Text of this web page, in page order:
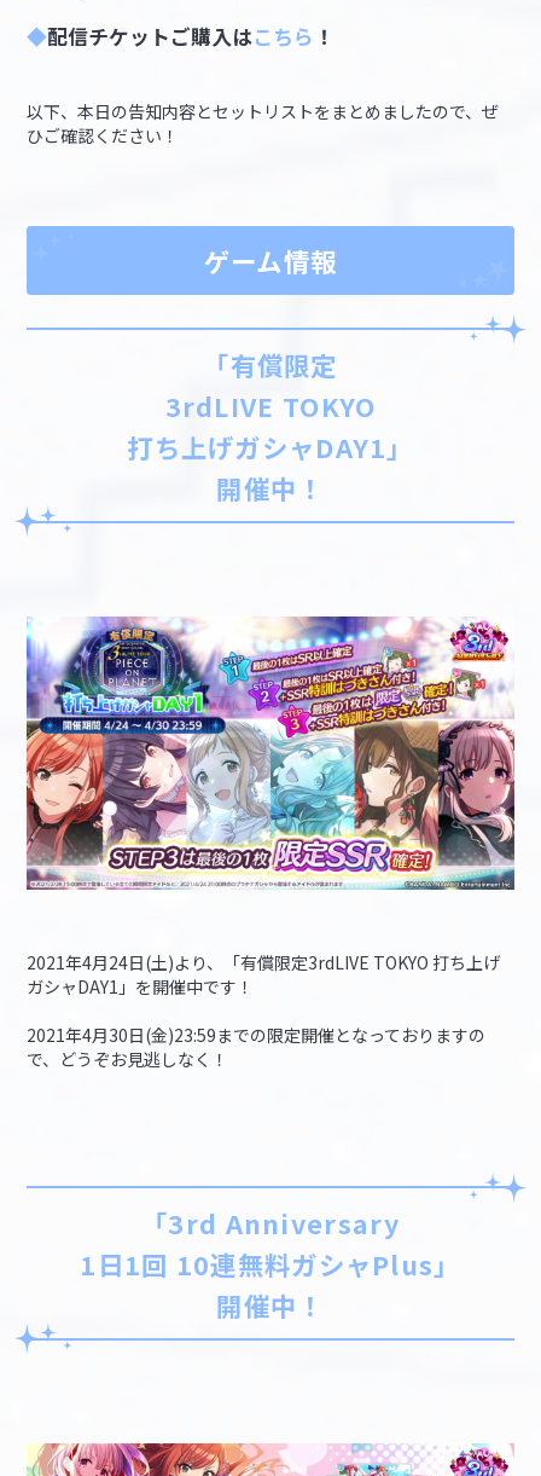
◆配信チケットご購入はこちら ！
以下、本日の告知内容とセットリストをまとめましたので、ぜ
ひご確認ください！
ゲーム情報
「有償限定
3rdLIVE TOKYO
打ち上げガシャDAY1」
開催中！
2021年4月24日(土)より、「有償限定3rdLIVE TOKYO 打ち上げ
ガシャDAY1」を開催中です！
2021年4月30日(金)23:59までの限定開催となっておりますの
で、どうぞお見逃しなく！
「3rd Anniversary
1日1回 10連無料ガシャPlus」
開催中！